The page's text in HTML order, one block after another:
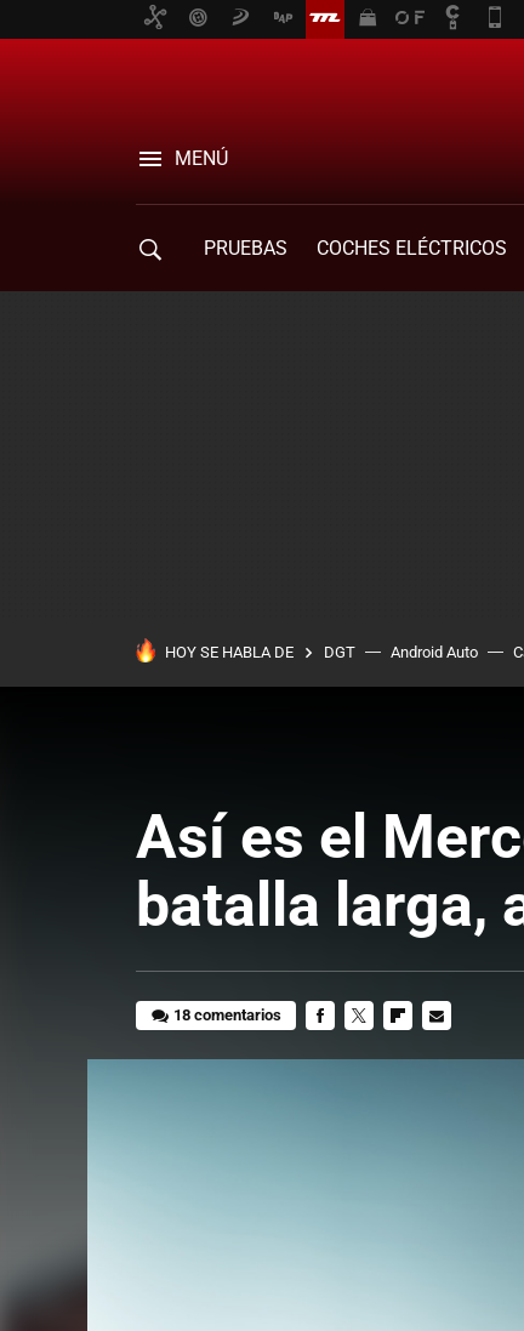
MENÚ
PRUEBAS COCHES ELÉCTRICOS
HOY SE HABLA DE DGT Android Auto
Así es el
batalla larga,
18 comentarios